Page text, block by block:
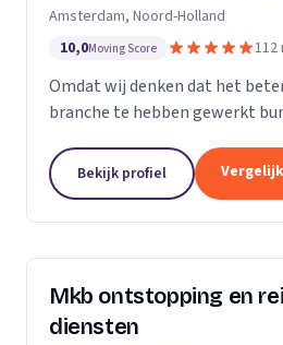
Amsterdam, Noord-Holland
10,0Moving Score 112
Omdat wij denken dat het
branche te hebben gewerkt
ventilatie zijn wij multi-
Bekijk profiel
Mkb ontstopping en
diensten